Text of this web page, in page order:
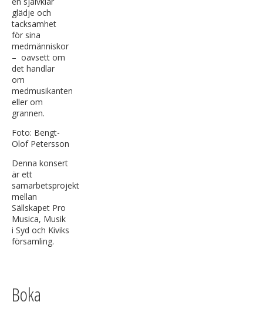
glädje och
tacksamhet
för sina
medmänniskor
– oavsett om
det handlar
om
medmusikanten
eller om
grannen.
Foto: Bengt-
Olof Petersson
Denna konsert
är ett
samarbetsprojekt
mellan
Sällskapet Pro
Musica, Musik
i Syd och Kiviks
församling.
Boka